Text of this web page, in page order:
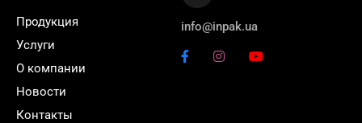
Продукция
Услуги
О компании
Новости
Контакты
info@inpak.ua